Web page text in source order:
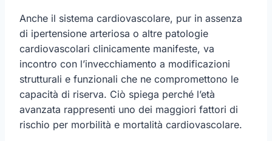
Anche il sistema cardiovascolare, pur in assenza
di ipertensione arteriosa o altre patologie
cardiovascolari clinicamente manifeste, va
incontro con l’invecchiamento a modificazioni
strutturali e funzionali che ne compromettono le
capacità di riserva. Ciò spiega perché l’età
avanzata rappresenti uno dei maggiori fattori di
rischio per morbilità e mortalità cardiovascolare.